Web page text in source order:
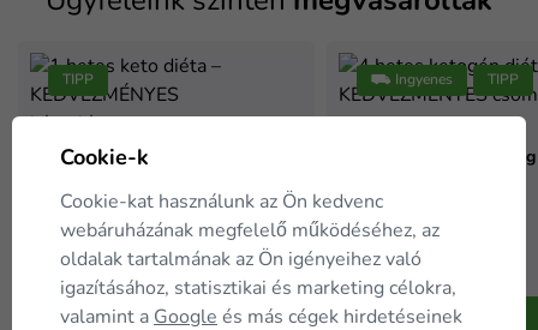
TIPP
1 hetes keto diéta –
20 035 Ft
33 390 Ft
Raktáron
A kosárba
⛟ Ingyenes TIPP
KEDVEZMÉNYES csomag
59 995 Ft
99 990 Ft
Raktáron
Cookie-k
Cookie-kat használunk az Ön kedvenc
webáruházának megfelelő működéséhez, az
oldalak tartalmának az Ön igényeihez való
igazításához, statisztikai és marketing célokra,
valamint a Google és más cégek hirdetéseinek